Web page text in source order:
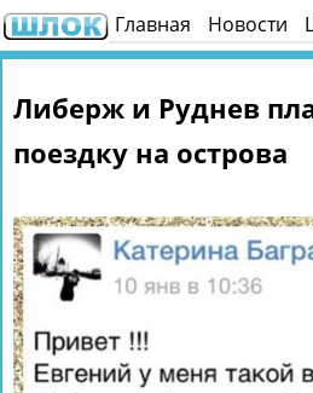
Главная Новости
Либерж и Руднев
поездку на острова